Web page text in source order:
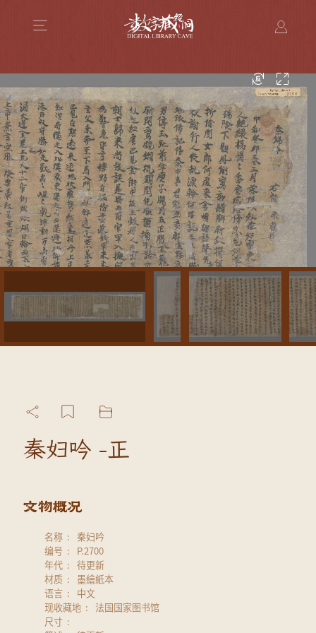
秦妇吟 -正
名称
秦妇吟
编号
P.2700
年代
待更新
材质
墨繪紙本
语言
中文
现收藏地
法国国家图书馆
尺寸